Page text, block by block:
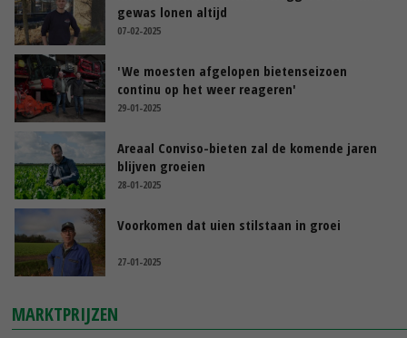
gewas lonen altijd
07-02-2025
'We moesten afgelopen bietenseizoen
continu op het weer reageren'
29-01-2025
Areaal Conviso-bieten zal de komende jaren
blijven groeien
28-01-2025
Voorkomen dat uien stilstaan in groei
27-01-2025
MARKTPRIJZEN